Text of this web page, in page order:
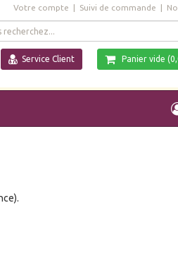
Votre compte | Suivi de commande |
Service Client Panier vide